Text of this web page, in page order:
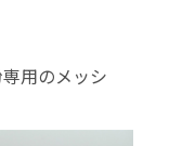
用のメッシ